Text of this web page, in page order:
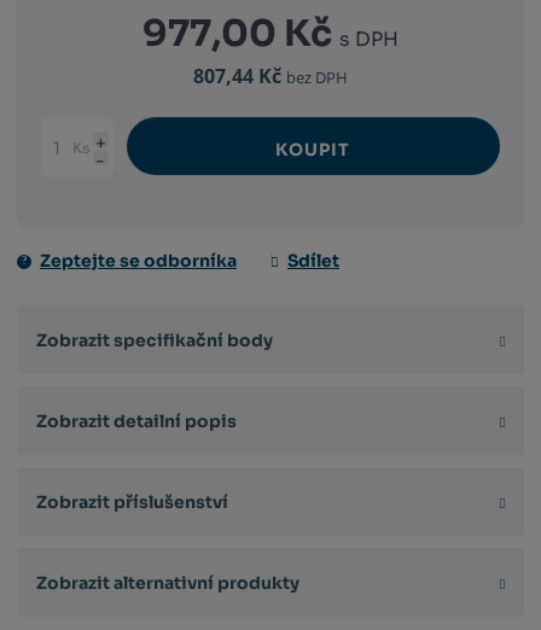
977,00 Kč s DPH
807,44 Kč bez DPH
Změnit
Navýšit
Snížit
Ks KOUPIT
Zeptejte se odborníka Sdílet
Zobrazit specifikační body
Zobrazit detailní popis
Zobrazit příslušenství
Zobrazit alternativní produkty